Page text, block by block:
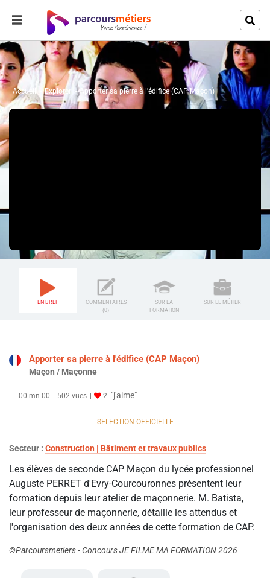
Accueil Explorer Apporter sa pierre à l'édifice (CAP Maçon)
EN BREF
COMMENTAIRES
(0)
SUR LA
FORMATION
SUR LE MÉTIER
Apporter sa pierre à l'édifice (CAP Maçon)
Maçon / Maçonne
00 mn 00 502 vues 2 "j'aime"
SELECTION OFFICIELLE
Secteur : Construction | Bâtiment et travaux publics
Les élèves de seconde CAP Maçon du lycée professionnel
Auguste PERRET d'Evry-Courcouronnes présentent leur
formation depuis leur atelier de maçonnerie. M. Batista,
leur professeur de maçonnerie, détaille les attendus et
l'organisation des deux années de cette formation de CAP.
©Parcoursmetiers - Concours JE FILME MA FORMATION 2026